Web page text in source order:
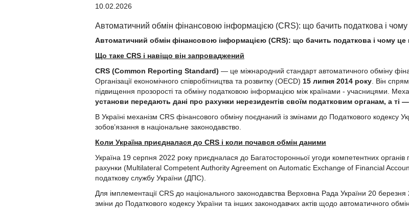
10.02.2026
Автоматичний обмін фінансовою інформацією (CRS): що бачить податкова і чому
Автоматичний обмін фінансовою інформацією (CRS): що бачить податкова і чому це
Що таке CRS і навіщо він запроваджений
CRS (Common Reporting Standard) — це міжнародний стандарт автоматичного обміну
Організації економічного співробітництва та розвитку (OECD) 15 липня 2014 року. Він
підвищення прозорості та обміну податковою інформацією між країнами - учасницями.
установи передають дані про рахунки нерезидентів своїм податковим органам, а ті
В Україні механізм CRS фінансового обміну поєднаний із змінами до Податкового кодексу
зобов’язання в національне законодавство.
Коли Україна приєдналася до CRS і коли почався обмін даними
Україна 19 серпня 2022 року приєдналася до Багатосторонньої угоди компетентних
рахунки (Multilateral Competent Authority Agreement on Automatic Exchange of Financial
податкову службу України (ДПС).
Для імплементації CRS до національного законодавства Верховна Рада України 20
зміни до Податкового кодексу України та інших законодавчих актів щодо автоматичного